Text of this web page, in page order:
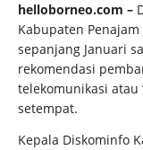
helloborneo.com –
Kabupaten
sepanjang Januari
rekomendasi
telekomunikasi atau
setempat.
Kepala Diskominfo